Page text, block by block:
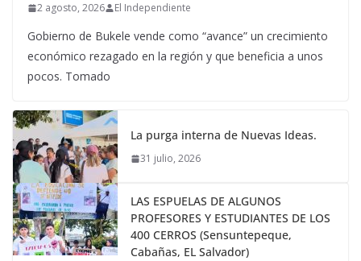
2 agosto, 2026 El Independiente
Gobierno de Bukele vende como “avance” un crecimiento
económico rezagado en la región y que beneficia a unos
pocos. Tomado
La purga interna de Nuevas Ideas.
31 julio, 2026
LAS ESPUELAS DE ALGUNOS
PROFESORES Y ESTUDIANTES DE LOS
400 CERROS (Sensuntepeque,
Cabañas, EL Salvador)